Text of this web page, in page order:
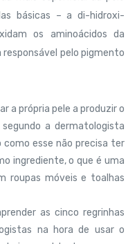
básicas – a di-hidroxi-
os aminoácidos da
pelo pigmento
a própria pele a produzir o
a dermatologista
como esse não precisa ter
ingrediente, o que é uma
roupas móveis e toalhas
as cinco regrinhas
na hora de usar o